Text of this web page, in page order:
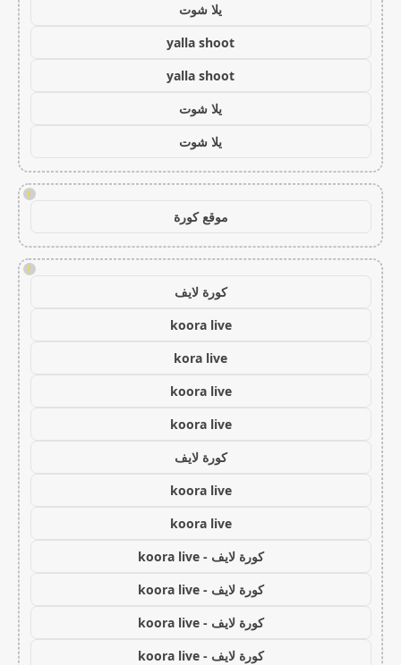
يلا شوت
yalla shoot
yalla shoot
يلا شوت
يلا شوت
!
موقع كورة
!
كورة لايف
koora live
kora live
koora live
koora live
كورة لايف
koora live
koora live
كورة لايف - koora live
كورة لايف - koora live
كورة لايف - koora live
كورة لايف - koora live